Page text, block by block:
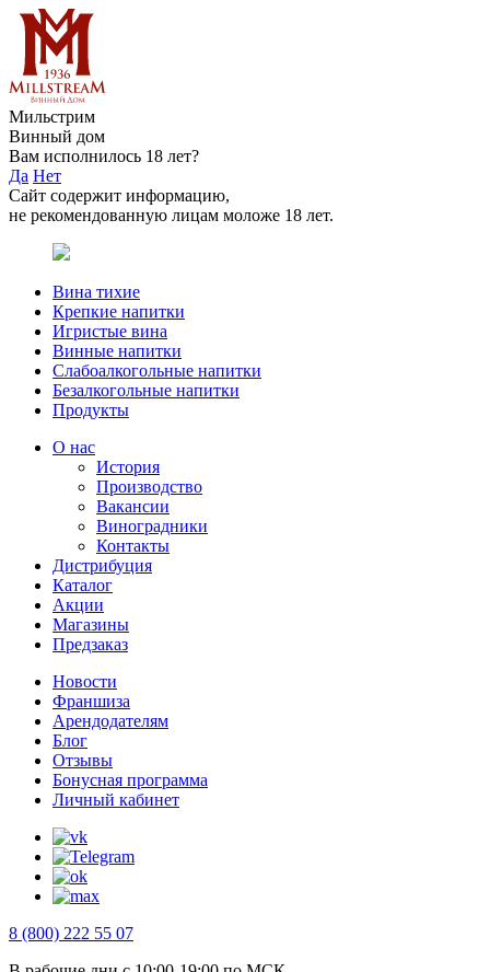
Мильстрим
Винный дом
Вам исполнилось 18 лет?
Да Нет
Сайт содержит информацию,
не рекомендованную лицам моложе 18 лет.
Вина тихие
Крепкие напитки
Игристые вина
Винные напитки
Слабоалкогольные напитки
Безалкогольные напитки
Продукты
О нас
История
Производство
Вакансии
Виноградники
Контакты
Дистрибуция
Каталог
Акции
Магазины
Предзаказ
Новости
Франшиза
Арендодателям
Блог
Отзывы
Бонусная программа
Личный кабинет
8 (800) 222 55 07